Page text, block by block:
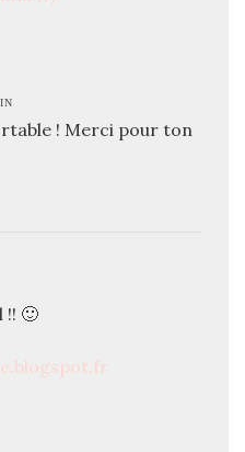
! Merci pour ton
!! 🙂